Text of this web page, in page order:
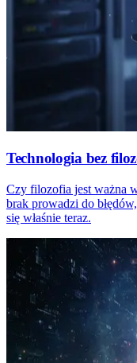
Technologia bez
Czy filozofia jest ważna
brak prowadzi do
się właśnie teraz.